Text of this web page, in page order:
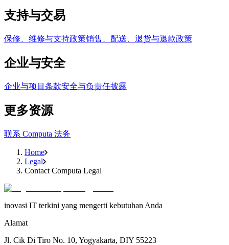
支持与交易
保修、维修与支持政策销售、配送、退货与退款政策
企业与安全
企业与项目条款安全与负责任披露
更多资源
联系 Computa 法务
Home
Legal
Contact Computa Legal
inovasi IT terkini yang mengerti kebutuhan Anda
Alamat
Jl. Cik Di Tiro No. 10, Yogyakarta, DIY 55223